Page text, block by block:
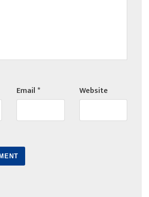
Email* Website